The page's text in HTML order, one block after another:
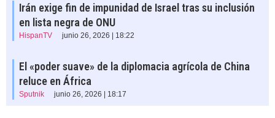
Irán exige fin de impunidad de Israel tras su inclusión
en lista negra de ONU
HispanTV junio 26, 2026 | 18:22
El «poder suave» de la diplomacia agrícola de China
reluce en África
Sputnik junio 26, 2026 | 18:17